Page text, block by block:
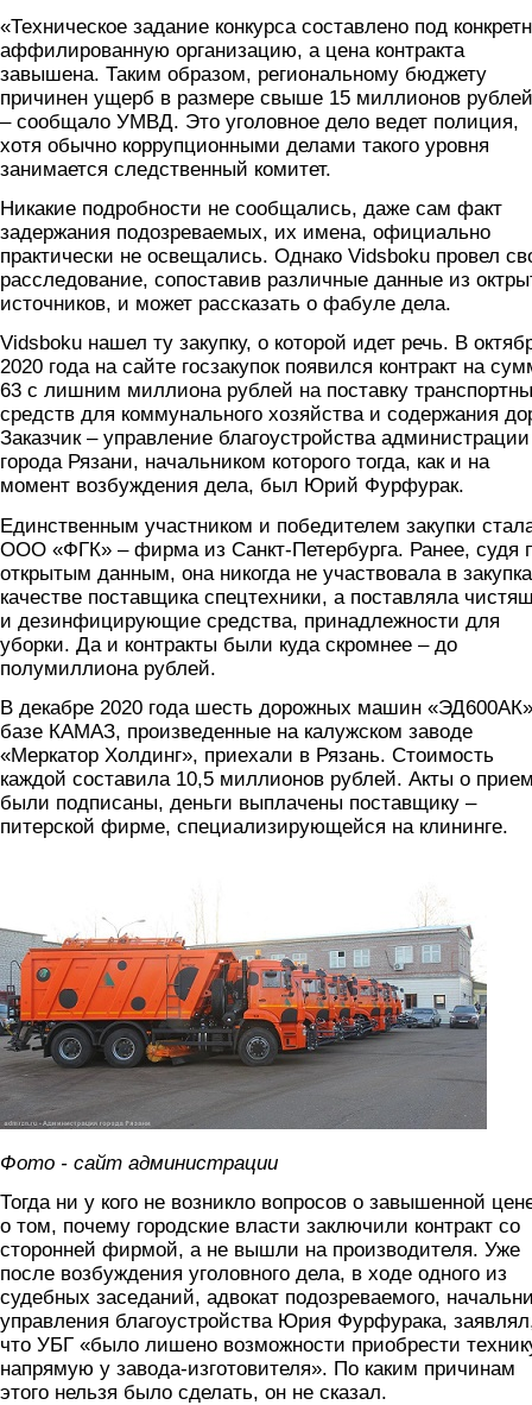
«Техническое задание конкурса составлено под
аффилированную организацию, а цена контракта
завышена. Таким образом, региональному бюджету
причинен ущерб в размере свыше 15 миллионов
– сообщало УМВД. Это уголовное дело ведет полиция,
хотя обычно коррупционными делами такого уровня
занимается следственный комитет.
Никакие подробности не сообщались, даже сам факт
задержания подозреваемых, их имена, официально
практически не освещались. Однако Vidsboku провел
расследование, сопоставив различные данные из
источников, и может рассказать о фабуле дела.
Vidsboku нашел ту закупку, о которой идет речь. В
2020 года на сайте госзакупок появился контракт на
63 с лишним миллиона рублей на поставку
средств для коммунального хозяйства и содержания
Заказчик – управление благоустройства администрации
города Рязани, начальником которого тогда, как и на
момент возбуждения дела, был Юрий Фурфурак.
Единственным участником и победителем закупки
ООО «ФГК» – фирма из Санкт-Петербурга. Ранее, судя
открытым данным, она никогда не участвовала в
качестве поставщика спецтехники, а поставляла
и дезинфицирующие средства, принадлежности для
уборки. Да и контракты были куда скромнее – до
полумиллиона рублей.
В декабре 2020 года шесть дорожных машин
базе КАМАЗ, произведенные на калужском заводе
«Меркатор Холдинг», приехали в Рязань. Стоимость
каждой составила 10,5 миллионов рублей. Акты о
были подписаны, деньги выплачены поставщику –
питерской фирме, специализирующейся на клининге.
Фото - сайт администрации
Тогда ни у кого не возникло вопросов о завышенной
о том, почему городские власти заключили контракт со
сторонней фирмой, а не вышли на производителя. Уже
после возбуждения уголовного дела, в ходе одного из
судебных заседаний, адвокат подозреваемого,
управления благоустройства Юрия Фурфурака,
что УБГ «было лишено возможности приобрести
напрямую у завода-изготовителя». По каким причинам
этого нельзя было сделать, он не сказал.